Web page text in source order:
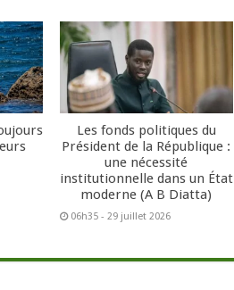
Les fonds politiques du
Président de la République :
une nécessité
institutionnelle dans un État
moderne (A B Diatta)
06h35 - 29 juillet 2026